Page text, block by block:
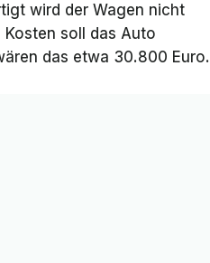
wird der Wagen nicht
soll das Auto
das etwa 30.800 Euro.